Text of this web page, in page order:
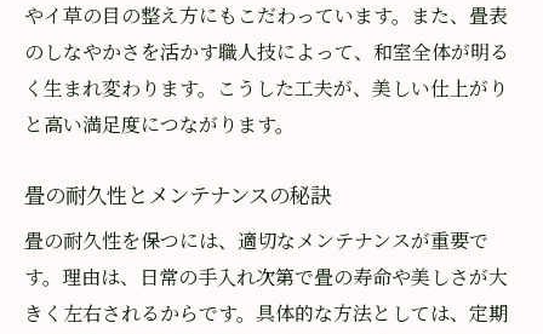
やイ草の目の整え方にもこだわっています。また、畳表
のしなやかさを活かす職人技によって、和室全体が明る
く生まれ変わります。こうした工夫が、美しい仕上がり
と高い満足度につながります。
畳の耐久性とメンテナンスの秘訣
畳の耐久性を保つには、適切なメンテナンスが重要で
す。理由は、日常の手入れ次第で畳の寿命や美しさが大
きく左右されるからです。具体的な方法としては、定期